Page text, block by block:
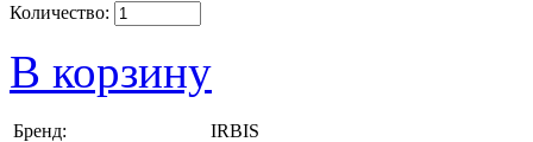
Количество:
В корзину
Бренд: IRBIS